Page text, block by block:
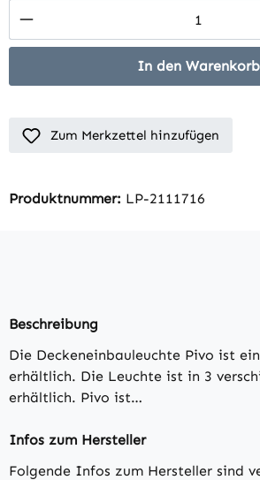
Produkt Anzahl: Gib den
In den Warenkorb
Zum Merkzettel hinzufügen
Produktnummer: LP-2111716
Beschreibung
Die Deckeneinbauleuchte Pivo ist
erhältlich. Die Leuchte ist in 3
erhältlich. Pivo ist…
Infos zum Hersteller
Folgende Infos zum Hersteller sind